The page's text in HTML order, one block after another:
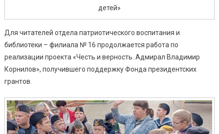
детей»
Для читателей отдела патриотического воспитания и
библиотеки – филиала № 16 продолжается работа по
реализации проекта «Честь и верность. Адмирал Владимир
Корнилов», получившего поддержку Фонда президентских
грантов.